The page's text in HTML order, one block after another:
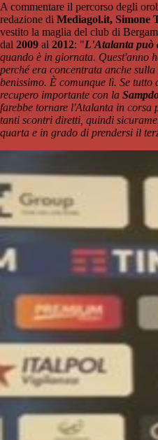
A commentare il percorso degli
redazione di Mediagol.it, Simone
vestito la maglia del club di
dal 2009 al 2012: "L'Atalanta può
quando è in giornata. Quest'anno
perché era concentrata anche
benissimo. È comunque lì. Se tutto
recupero importante con la
farebbe tornare l'Atalanta in corsa
tanti scontri diretti, quindi
quarta e in grado di prendersi il